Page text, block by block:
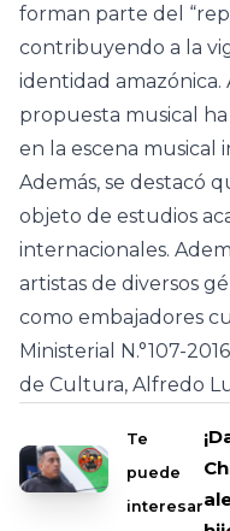
forman parte del
contribuyendo a la
identidad amazónica.
propuesta musical
en la escena musical
Además, se destacó
objeto de estudios
internacionales.
artistas de diversos
como embajadores
Ministerial N.°107-
de Cultura, Alfredo
Te
puede
interesar